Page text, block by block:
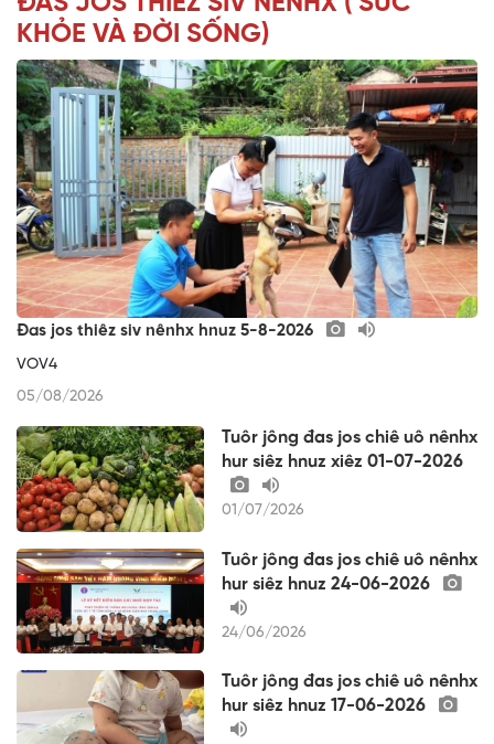
KHỎE VÀ ĐỜI SỐNG)
Đas jos thiêz siv nênhx hnuz 5-8-2026
VOV4
05/08/2026
Tuôr jông đas jos chiê uô nênhx
hur siêz hnuz xiêz 01-07-2026
01/07/2026
Tuôr jông đas jos chiê uô nênhx
hur siêz hnuz 24-06-2026
24/06/2026
Tuôr jông đas jos chiê uô nênhx
hur siêz hnuz 17-06-2026